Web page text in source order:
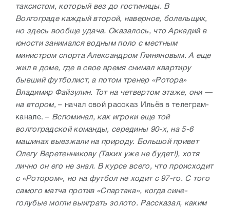
таксистом, который вез до гостиницы. В
Волгограде каждый второй, наверное, болельщик,
но здесь вообще удача. Оказалось, что Аркадий в
юности занимался водным поло с местным
министром спорта Александром Глиняновым. А еще
жил в доме, где в свое время снимал квартиру
бывший футболист, а потом тренер «Ротора»
Владимир Файзулин. Тот на четвертом этаже, они —
на втором, – начал свой рассказ Ильёв в телеграм-
канале. – Вспоминал, как игроки еще той
волгоградской команды, середины 90-х, на 5-6
машинах выезжали на природу. Большой привет
Олегу Веретенникову (Таких уже не будет!), хотя
лично он его не знал. В курсе всего, что происходит
с «Ротором», но на футбол не ходит с 97-го. С того
самого матча против «Спартака», когда сине-
голубые могли выиграть золото. Рассказал, каким